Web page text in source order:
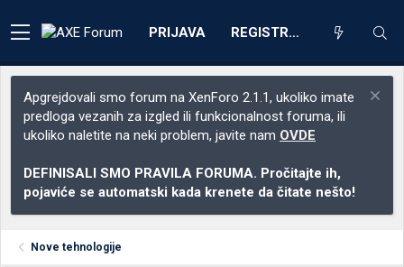
PRIJAVA REGISTRACIJA
Apgrejdovali smo forum na XenForo 2.1.1, ukoliko imate
predloga vezanih za izgled ili funkcionalnost foruma, ili
ukoliko naletite na neki problem, javite nam OVDE
DEFINISALI SMO PRAVILA FORUMA. Pročitajte ih,
pojaviće se automatski kada krenete da čitate nešto!
Nove tehnologije